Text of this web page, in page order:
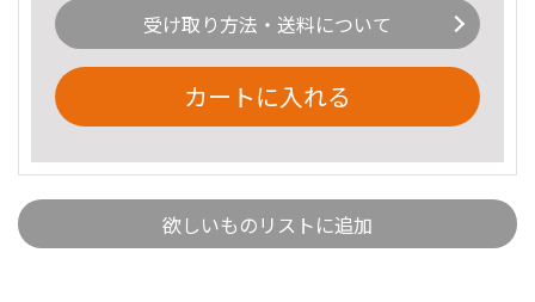
受け取り方法・送料について
カートに入れる
欲しいものリストに追加